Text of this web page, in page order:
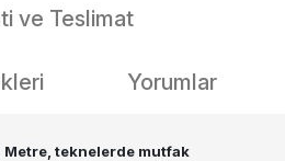
ve Teslimat
Yorumlar
Metre, teknelerde mutfak